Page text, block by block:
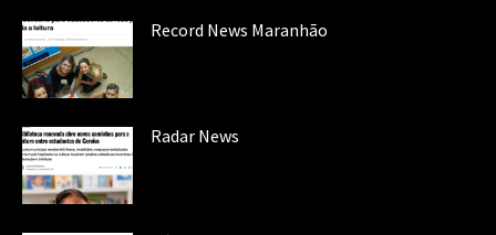
Record News Maranhão
Radar News